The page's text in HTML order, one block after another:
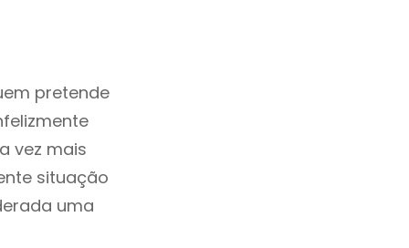
pretende
vez mais
situação
uma